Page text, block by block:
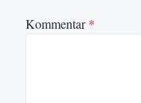
Kommentar*